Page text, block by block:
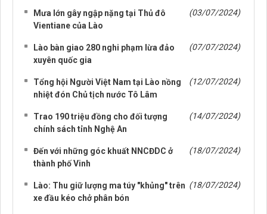
Mưa lớn gây ngập nặng tại Thủ đô
Vientiane của Lào
(03/07/2024)
Lào bàn giao 280 nghi phạm lừa đảo
xuyên quốc gia
(07/07/2024)
Tổng hội Người Việt Nam tại Lào nồng
nhiệt đón Chủ tịch nước Tô Lâm
(12/07/2024)
Trao 190 triệu đồng cho đối tượng
chính sách tỉnh Nghệ An
(14/07/2024)
Đến với những góc khuất NNCĐDC ở
thành phố Vinh
(18/07/2024)
Lào: Thu giữ lượng ma túy "khủng" trên
xe đầu kéo chở phân bón
(18/07/2024)